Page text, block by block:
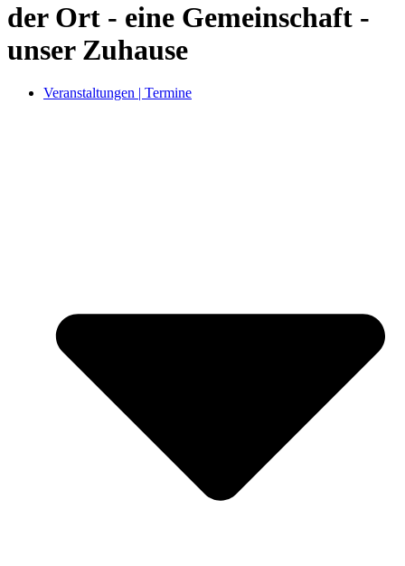
der Ort - eine Gemeinschaft -
unser Zuhause
Veranstaltungen | Termine